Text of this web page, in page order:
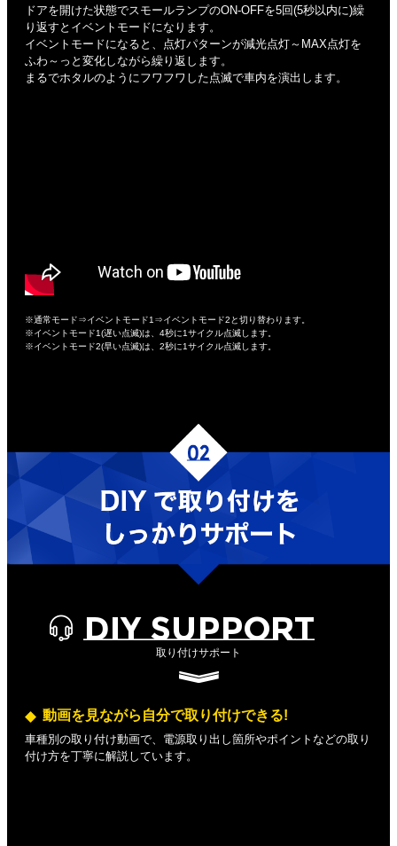
ドアを開けた状態でスモールランプのON-OFFを5回(5秒以内に)繰
り返すとイベントモードになります。
イベントモードになると、点灯パターンが減光点灯～MAX点灯を
ふわ～っと変化しながら繰り返します。
まるでホタルのようにフワフワした点滅で車内を演出します。
※通常モード⇒イベントモード1⇒イベントモード2と切り替わります。
※イベントモード1(遅い点滅)は、4秒に1サイクル点滅します。
※イベントモード2(早い点滅)は、2秒に1サイクル点滅します。
DIY SUPPORT
取り付けサポート
動画を見ながら自分で取り付けできる!
車種別の取り付け動画で、電源取り出し箇所やポイントなどの取り
付け方を丁寧に解説しています。